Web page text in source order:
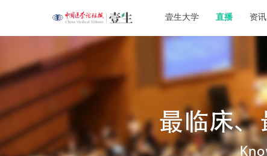
壹生大学 直播 资讯